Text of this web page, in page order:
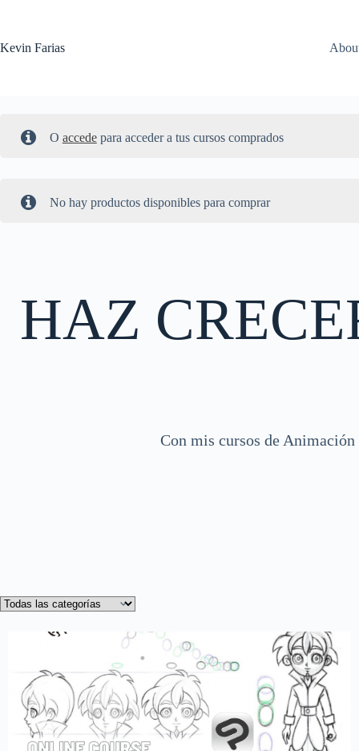
Kevin Farias
O accedepara acceder a tus cursos comprados
No hay productos disponibles para comprar
HAZ
Con mis cursos de